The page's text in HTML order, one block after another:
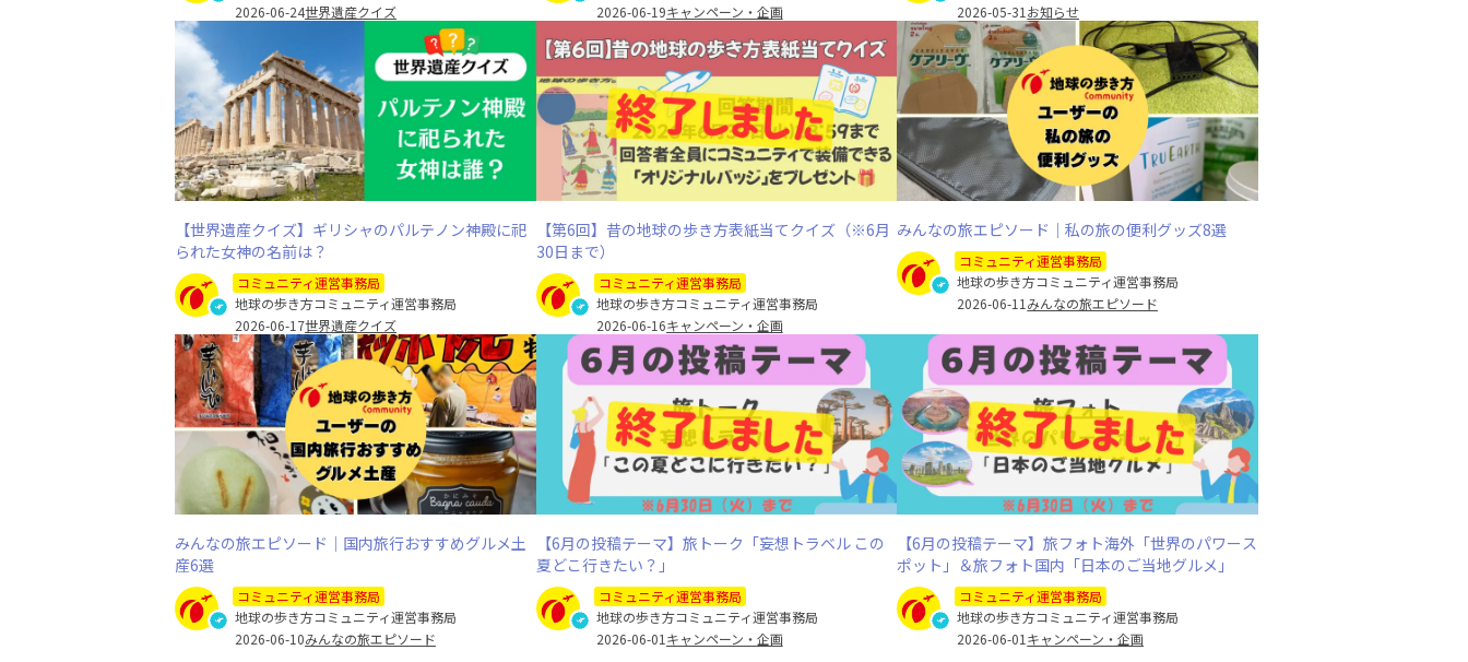
2026-06-24世界遺産クイズ
2026-06-19キャンペーン・企画
2026-05-31 お知らせ
【世界遺産クイズ】ギリシャのパルテノン神殿に祀
られた女神の名前は？
コミュニティ運営事務局
地球の歩き方コミュニティ運営事務局
2026-06-17世界遺産クイズ
【第6回】昔の地球の歩き方表紙当てクイズ（※6月
30日まで）
コミュニティ運営事務局
地球の歩き方コミュニティ運営事務局
2026-06-16キャンペーン・企画
みんなの旅エピソード｜私の旅の便利グッズ8選
コミュニティ運営事務局
地球の歩き方コミュニティ運営事務局
2026-06-11 みんなの旅エピソード
みんなの旅エピソード｜国内旅行おすすめグルメ土
産6選
コミュニティ運営事務局
地球の歩き方コミュニティ運営事務局
2026-06-10みんなの旅エピソード
【6月の投稿テーマ】旅トーク「妄想トラベル この
夏どこ行きたい？」
コミュニティ運営事務局
地球の歩き方コミュニティ運営事務局
2026-06-01 キャンペーン・企画
【6月の投稿テーマ】旅フォト海外「世界のパワース
ポット」＆旅フォト国内「日本のご当地グルメ」
コミュニティ運営事務局
地球の歩き方コミュニティ運営事務局
2026-06-01 キャンペーン・企画